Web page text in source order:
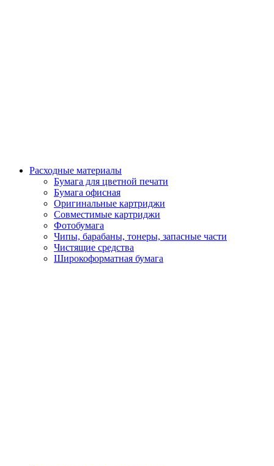
Расходные материалы
Бумага для цветной печати
Бумага офисная
Оригинальные картриджи
Совместимые картриджи
Фотобумага
Чипы, барабаны, тонеры, запасные части
Чистящие средства
Широкоформатная бумага